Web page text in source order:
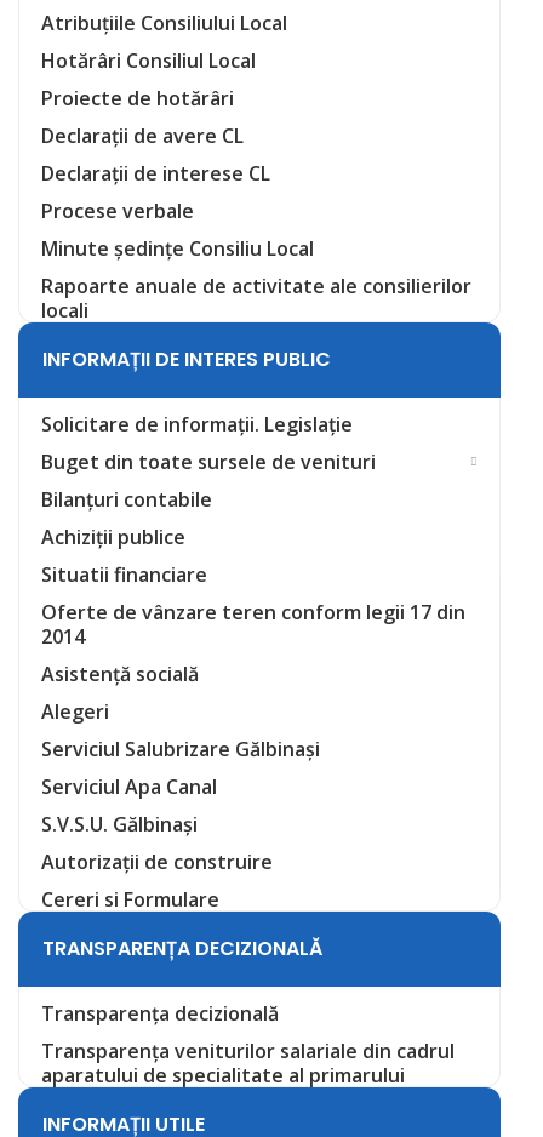
Atribuțiile Consiliului Local
Hotărâri Consiliul Local
Proiecte de hotărâri
Declarații de avere CL
Declarații de interese CL
Procese verbale
Minute ședințe Consiliu Local
Rapoarte anuale de activitate ale consilierilor
locali
INFORMAȚII DE INTERES PUBLIC
Solicitare de informații. Legislație
Buget din toate sursele de venituri
Bilanțuri contabile
Achiziții publice
Situatii financiare
Oferte de vânzare teren conform legii 17 din
2014
Asistență socială
Alegeri
Serviciul Salubrizare Gălbinași
Serviciul Apa Canal
S.V.S.U. Gălbinași
Autorizații de construire
Cereri si Formulare
TRANSPARENȚA DECIZIONALĂ
Transparența decizională
Transparența veniturilor salariale din cadrul
aparatului de specialitate al primarului
INFORMAȚII UTILE